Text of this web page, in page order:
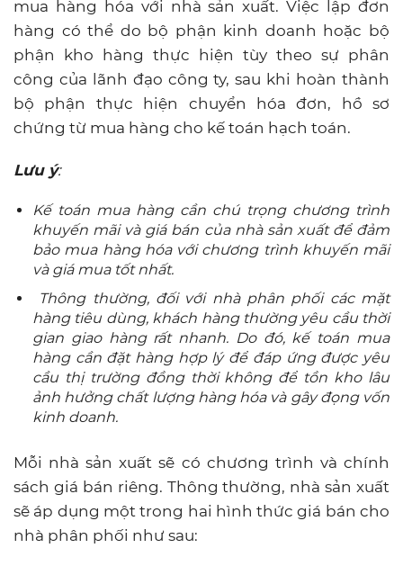
mua hàng hóa với nhà sản xuất. Việc lập đơn
hàng có thể do bộ phận kinh doanh hoặc bộ
phận kho hàng thực hiện tùy theo sự phân
công của lãnh đạo công ty, sau khi hoàn thành
bộ phận thực hiện chuyển hóa đơn, hồ sơ
chứng từ mua hàng cho kế toán hạch toán.
Lưu ý:
Kế toán mua hàng cần chú trọng chương trình
khuyến mãi và giá bán của nhà sản xuất để đảm
bảo mua hàng hóa với chương trình khuyến mãi
và giá mua tốt nhất.
Thông thường, đối với nhà phân phối các mặt
hàng tiêu dùng, khách hàng thường yêu cầu thời
gian giao hàng rất nhanh. Do đó, kế toán mua
hàng cần đặt hàng hợp lý để đáp ứng được yêu
cầu thị trường đồng thời không để tồn kho lâu
ảnh hưởng chất lượng hàng hóa và gây đọng vốn
kinh doanh.
Mỗi nhà sản xuất sẽ có chương trình và chính
sách giá bán riêng. Thông thường, nhà sản xuất
sẽ áp dụng một trong hai hình thức giá bán cho
nhà phân phối như sau: